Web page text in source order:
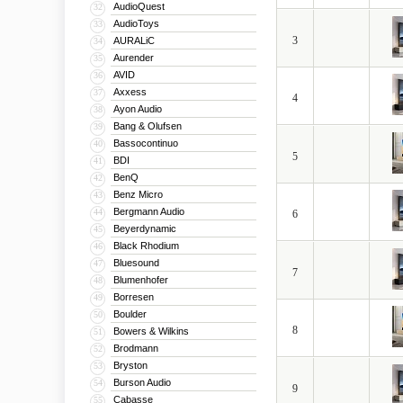
32 AudioQuest
33 AudioToys
34 AURALiC
35 Aurender
36 AVID
37 Axxess
38 Ayon Audio
39 Bang & Olufsen
40 Bassocontinuo
41 BDI
42 BenQ
43 Benz Micro
44 Bergmann Audio
45 Beyerdynamic
46 Black Rhodium
47 Bluesound
48 Blumenhofer
49 Borresen
50 Boulder
51 Bowers & Wilkins
52 Brodmann
53 Bryston
54 Burson Audio
55 Cabasse
3
4
5
6
7
8
9